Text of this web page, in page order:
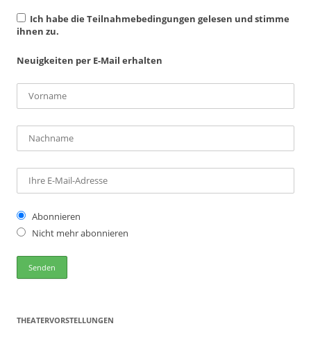
Ich habe die Teilnahmebedingungen gelesen und stimme
ihnen zu.
Neuigkeiten per E-Mail erhalten
Abonnieren
Nicht mehr abonnieren
THEATERVORSTELLUNGEN